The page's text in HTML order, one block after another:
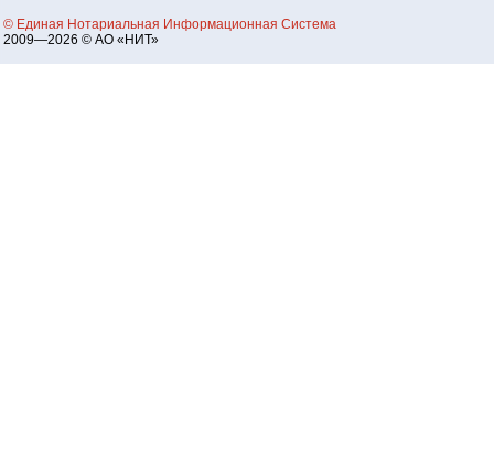
© Единая Нотариальная Информационная Система
2009—2026 © АО «НИТ»